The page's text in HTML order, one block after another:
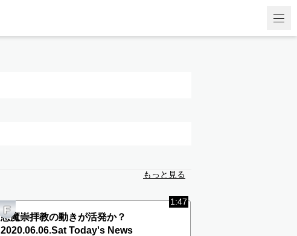
もっと見る
F
1:47
悪魔崇拝教の動きが活発か？
2020.06.06.Sat Today's News